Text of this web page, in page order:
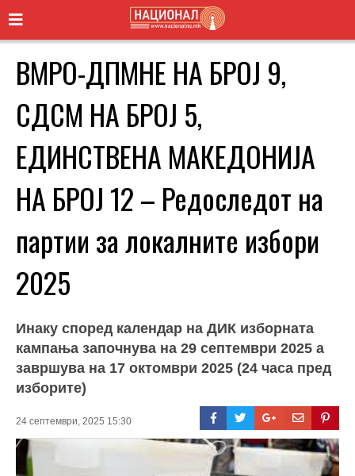
ВМРО-ДПМНЕ НА БРОЈ 9,
СДСМ НА БРОЈ 5,
ЕДИНСТВЕНА МАКЕДОНИЈА
НА БРОЈ 12 – Редоследот на
партии за локалните избори
2025
Инаку според календар на ДИК изборната
кампања започнува на 29 септември 2025 а
завршува на 17 октомври 2025 (24 часа пред
изборите)
24 септември, 2025 15:30